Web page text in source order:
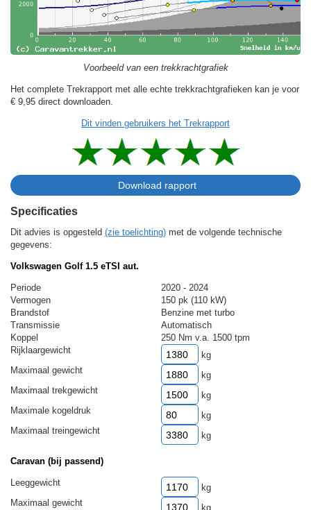
Voorbeeld van een trekkrachtgrafiek
Het complete Trekrapport met alle echte trekkrachtgrafieken kan je voor
€ 9,95 direct downloaden.
Dit vinden gebruikers het Trekrapport
Specificaties
Dit advies is opgesteld (zie toelichting) met de volgende technische
gegevens:
Volkswagen Golf 1.5 eTSI aut.
Periode
2020 - 2024
Vermogen
150 pk (110 kW)
Brandstof
Benzine met turbo
Transmissie
Automatisch
Koppel
250 Nm v.a. 1500 tpm
Rijklaargewicht
kg
Maximaal gewicht
kg
Maximaal trekgewicht
kg
Maximale kogeldruk
kg
Maximaal treingewicht
kg
Caravan (bij passend)
Leeggewicht
kg
Maximaal gewicht
kg